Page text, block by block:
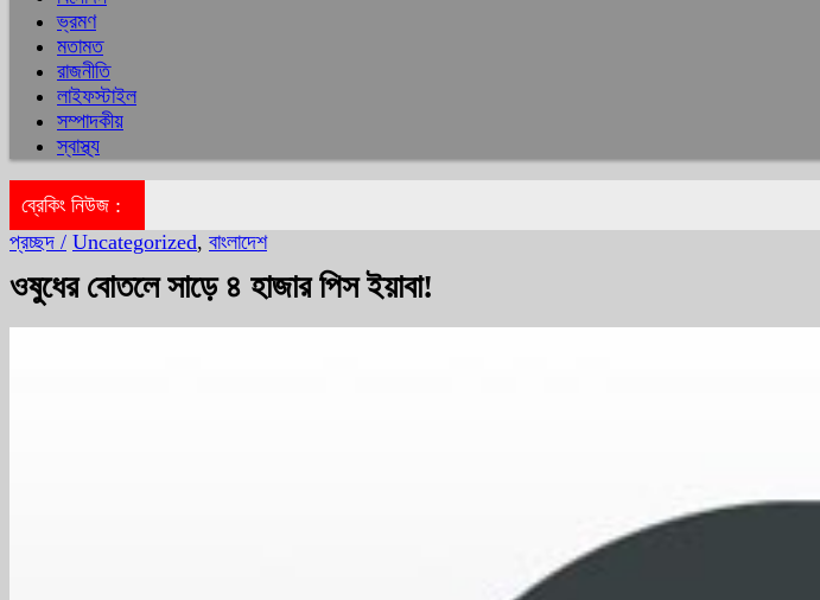
ভ্রমণ
মতামত
রাজনীতি
লাইফস্টাইল
সম্পাদকীয়
স্বাস্থ্য
ব্রেকিং নিউজ :
প্রচ্ছদ / Uncategorized, বাংলাদেশ
ওষুধের বোতলে সাড়ে ৪ হাজার পিস ইয়াবা!